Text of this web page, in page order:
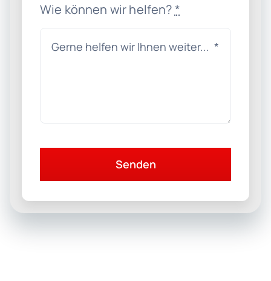
Wie können wir helfen?*
Senden